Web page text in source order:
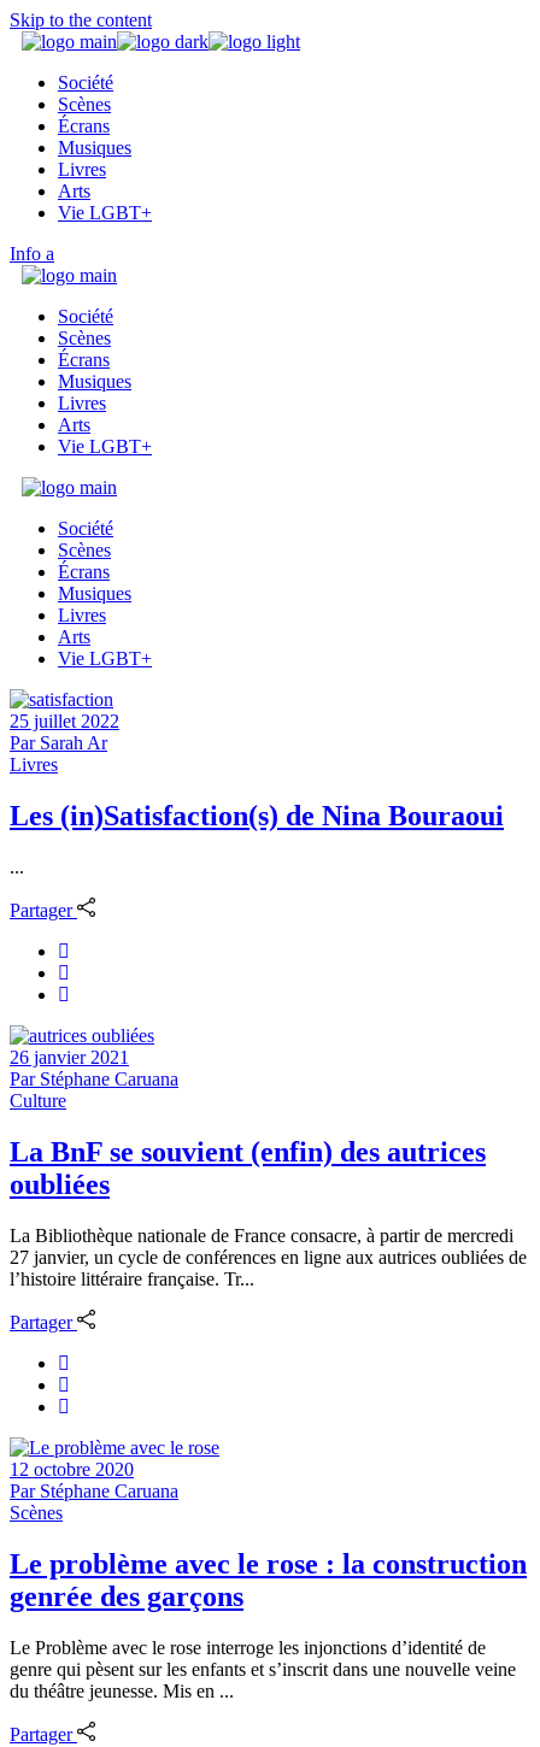
Skip to the content
Société
Scènes
Écrans
Musiques
Livres
Arts
Vie LGBT+
Info
Société
Scènes
Écrans
Musiques
Livres
Arts
Vie LGBT+
Société
Scènes
Écrans
Musiques
Livres
Arts
Vie LGBT+
25 juillet 2022
Par Sarah Ar
Livres
Les (in)Satisfaction(s) de Nina Bouraoui
...
Partager
26 janvier 2021
Par Stéphane Caruana
Culture
La BnF se souvient (enfin) des autrices
oubliées
La Bibliothèque nationale de France consacre, à partir de mercredi
27 janvier, un cycle de conférences en ligne aux autrices oubliées de
l’histoire littéraire française. Tr...
Partager
12 octobre 2020
Par Stéphane Caruana
Scènes
Le problème avec le rose : la construction
genrée des garçons
Le Problème avec le rose interroge les injonctions d’identité de
genre qui pèsent sur les enfants et s’inscrit dans une nouvelle veine
du théâtre jeunesse. Mis en ...
Partager